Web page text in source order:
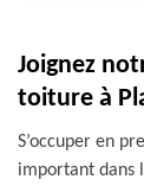
Joignez
toiture à
S’occuper en
important dans